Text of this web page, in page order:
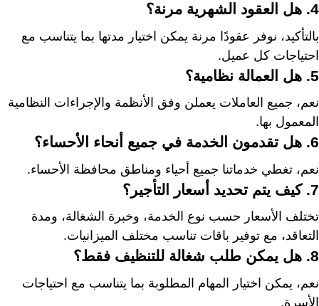
4. هل العقود الشهرية مرنة؟
بالتأكيد، نوفر عقودًا مرنة يمكن اختيار مدتها بما يتناسب مع
احتياجات كل عميل.
5. هل العمالة نظامية؟
نعم، جميع العاملات يعملن وفق الأنظمة والإجراءات النظامية
المعمول بها.
6. هل تقدمون الخدمة في جميع أنحاء الأحساء؟
نعم، تغطي خدماتنا جميع أحياء ومناطق محافظة الأحساء.
7. كيف يتم تحديد أسعار التأجير؟
تختلف الأسعار حسب نوع الخدمة، وخبرة الشغالة، ومدة
التعاقد، مع توفير باقات تناسب مختلف الميزانيات.
8. هل يمكن طلب شغالة للتنظيف فقط؟
نعم، يمكن اختيار المهام المطلوبة بما يتناسب مع احتياجات
الأسرة.